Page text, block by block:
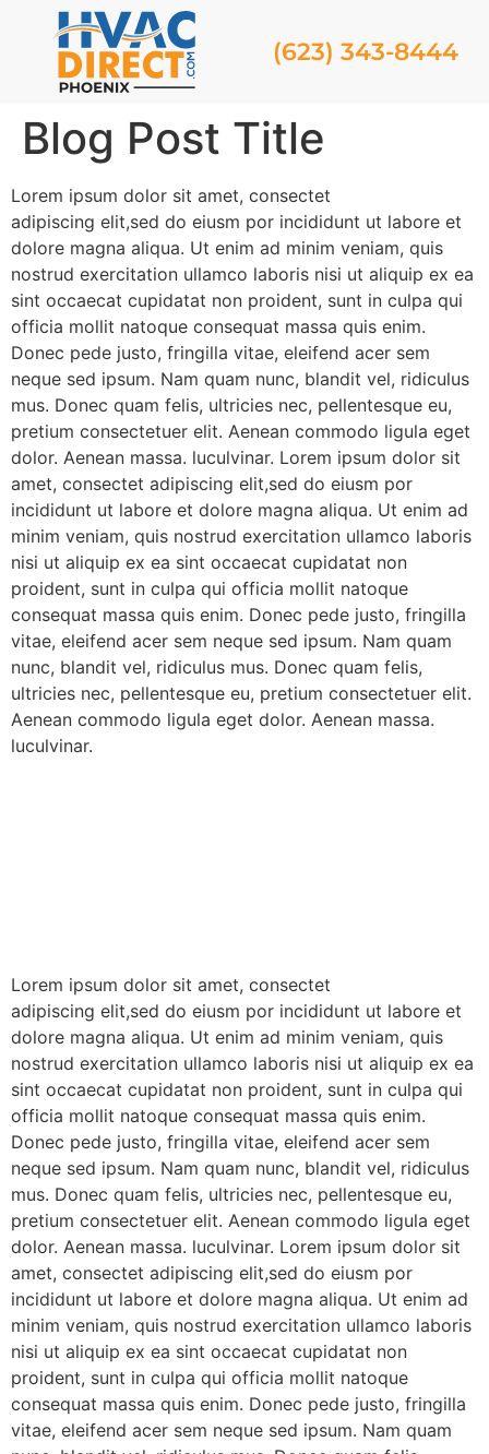
(623) 343-8444
Blog Post Title
Lorem ipsum dolor sit amet, consectet
adipiscing elit,sed do eiusm por incididunt ut labore et
dolore magna aliqua. Ut enim ad minim veniam, quis
nostrud exercitation ullamco laboris nisi ut aliquip ex ea
sint occaecat cupidatat non proident, sunt in culpa qui
officia mollit natoque consequat massa quis enim.
Donec pede justo, fringilla vitae, eleifend acer sem
neque sed ipsum. Nam quam nunc, blandit vel, ridiculus
mus. Donec quam felis, ultricies nec, pellentesque eu,
pretium consectetuer elit. Aenean commodo ligula eget
dolor. Aenean massa. luculvinar. Lorem ipsum dolor sit
amet, consectet adipiscing elit,sed do eiusm por
incididunt ut labore et dolore magna aliqua. Ut enim ad
minim veniam, quis nostrud exercitation ullamco laboris
nisi ut aliquip ex ea sint occaecat cupidatat non
proident, sunt in culpa qui officia mollit natoque
consequat massa quis enim. Donec pede justo, fringilla
vitae, eleifend acer sem neque sed ipsum. Nam quam
nunc, blandit vel, ridiculus mus. Donec quam felis,
ultricies nec, pellentesque eu, pretium consectetuer elit.
Aenean commodo ligula eget dolor. Aenean massa.
luculvinar.
Lorem ipsum dolor sit amet, consectet
adipiscing elit,sed do eiusm por incididunt ut labore et
dolore magna aliqua. Ut enim ad minim veniam, quis
nostrud exercitation ullamco laboris nisi ut aliquip ex ea
sint occaecat cupidatat non proident, sunt in culpa qui
officia mollit natoque consequat massa quis enim.
Donec pede justo, fringilla vitae, eleifend acer sem
neque sed ipsum. Nam quam nunc, blandit vel, ridiculus
mus. Donec quam felis, ultricies nec, pellentesque eu,
pretium consectetuer elit. Aenean commodo ligula eget
dolor. Aenean massa. luculvinar. Lorem ipsum dolor sit
amet, consectet adipiscing elit,sed do eiusm por
incididunt ut labore et dolore magna aliqua. Ut enim ad
minim veniam, quis nostrud exercitation ullamco laboris
nisi ut aliquip ex ea sint occaecat cupidatat non
proident, sunt in culpa qui officia mollit natoque
consequat massa quis enim. Donec pede justo, fringilla
vitae, eleifend acer sem neque sed ipsum. Nam quam